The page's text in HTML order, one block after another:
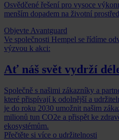
Osvědčené řešení pro vysoce
menším dopadem na životní
Objevte Avantguard
Ve společnosti Hempel se řídíme
výzvou k akci:
Ať náš svět vydrží
Společně s našimi zákazníky a
které přispívají k odolnější a
je do roku 2030 umožnit našim
milionů tun CO2e a přispět ke
ekosystémům.
Přečtěte si více o udržitelnosti